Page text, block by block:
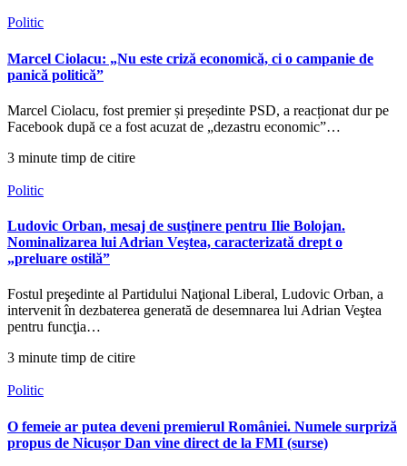
Politic
Marcel Ciolacu: „Nu este criză economică, ci o campanie de
panică politică”
Marcel Ciolacu, fost premier și președinte PSD, a reacționat dur pe
Facebook după ce a fost acuzat de „dezastru economic”…
3 minute timp de citire
Politic
Ludovic Orban, mesaj de susţinere pentru Ilie Bolojan.
Nominalizarea lui Adrian Veştea, caracterizată drept o
„preluare ostilă”
Fostul preşedinte al Partidului Naţional Liberal, Ludovic Orban, a
intervenit în dezbaterea generată de desemnarea lui Adrian Veştea
pentru funcţia…
3 minute timp de citire
Politic
O femeie ar putea deveni premierul României. Numele surpriză
propus de Nicușor Dan vine direct de la FMI (surse)